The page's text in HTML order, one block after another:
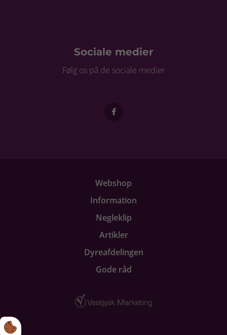
Sociale medier
Følg os på de sociale medier
Webshop
Information
Negleklip
Artikler
Dyreafdelingen
Gode råd